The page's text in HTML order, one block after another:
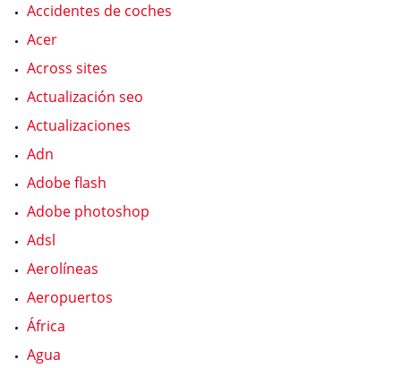
Accidentes de coches
Acer
Across sites
Actualización seo
Actualizaciones
Adn
Adobe flash
Adobe photoshop
Adsl
Aerolíneas
Aeropuertos
África
Agua